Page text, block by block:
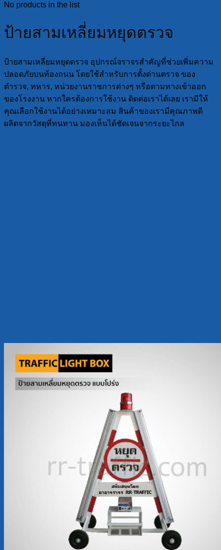
No products in the list
ป้ายสามเหลี่ยมหยุดตรวจ
ป้ายสามเหลี่ยมหยุดตรวจ อุปกรณ์จราจรสำคัญที่ช่วยเพิ่มความ
ปลอดภัยบนท้องถนน โดยใช้สำหรับการตั้งด่านตรวจ ของ
ตำรวจ, ทหาร, หน่วยงานราชการต่างๆ หรือตามทางเข้าออก
ของโรงงาน หากใครต้องการใช้งาน ติดต่อเราได้เลย เรามีให้
คุณเลือกใช้งานได้อย่างเหมาะสม สินค้าของเรามีคุณภาพดี
ผลิตจากวัสดุที่ทนทาน มองเห็นได้ชัดเจนจากระยะไกล